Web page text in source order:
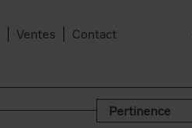
Ventes Contact
Pertinence